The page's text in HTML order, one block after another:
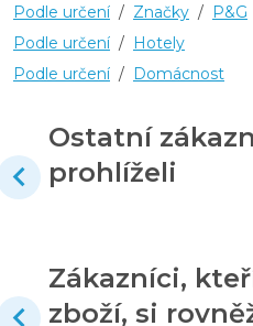
Podle určení / Značky / P&G
Podle určení / Hotely
Podle určení / Domácnost
Ostatní
prohlíželi
Zákazníci,
zboží, si